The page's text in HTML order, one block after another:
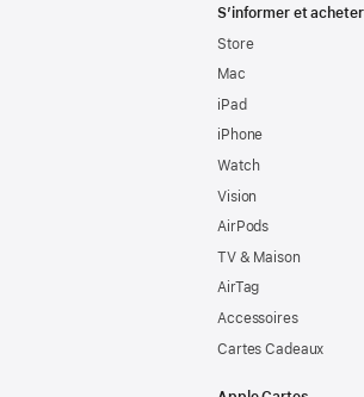
S’informer et acheter
Store
Mac
iPad
iPhone
Watch
Vision
AirPods
TV & Maison
AirTag
Accessoires
Cartes Cadeaux